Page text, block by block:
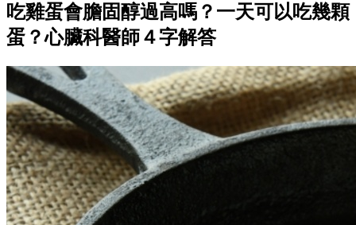
吃雞蛋會膽固醇過高嗎？一天可以吃幾顆
蛋？心臟科醫師４字解答